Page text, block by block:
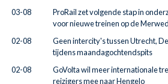
03-08
ProRail zet volgende stap in
voor nieuwe treinen op de
02-08
Geen intercity's tussen Utrecht,
tijdens maandagochtendspits
02-08
GoVolta wil meer internationale
reizigers mee naar Hengelo